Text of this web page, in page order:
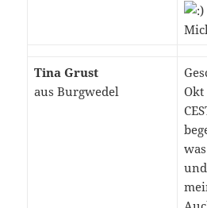
Tina Grust
aus Burgwedel
Okt